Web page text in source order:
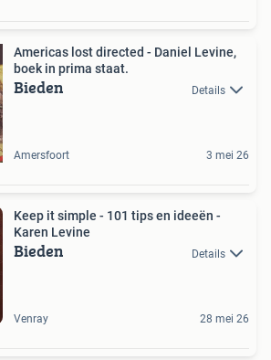
Americas lost directed - Daniel Levine,
boek in prima staat.
Bieden Details
Amersfoort 3 mei 26
Keep it simple - 101 tips en ideeën -
Karen Levine
Bieden Details
Venray 28 mei 26